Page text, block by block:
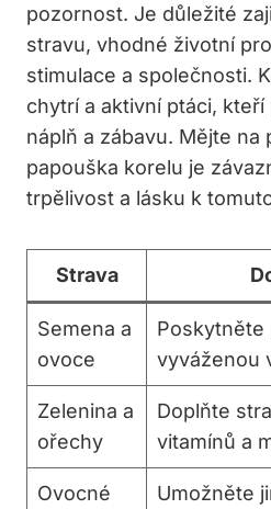
pozornost. Je důležité
stravu, vhodné životní
stimulace a společnosti.
chytrí a aktivní ptáci,
náplň a zábavu. Mějte na
papouška korelu je
trpělivost a lásku k
Strava
Semena a
ovoce
Poskytněte
vyváženou
Zelenina a
ořechy
Doplňte
vitamínů a
Ovocné
Umožněte